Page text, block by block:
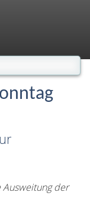
Ausweitung der